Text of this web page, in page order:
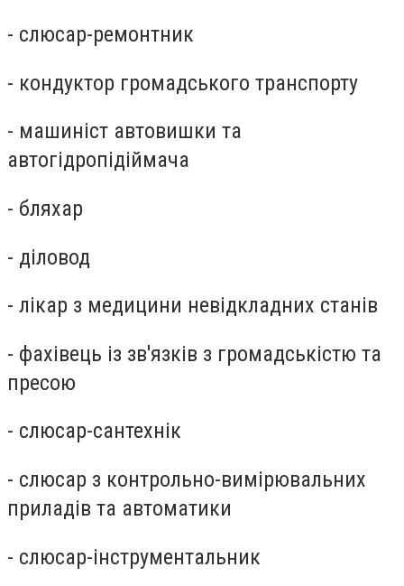
- слюсар-ремонтник
- кондуктор громадського транспорту
- машиніст автовишки та
автогідропідіймача
- бляхар
- діловод
- лікар з медицини невідкладних станів
- фахівець із зв'язків з громадськістю та
пресою
- слюсар-сантехнік
- слюсар з контрольно-вимірювальних
приладів та автоматики
- слюсар-інструментальник